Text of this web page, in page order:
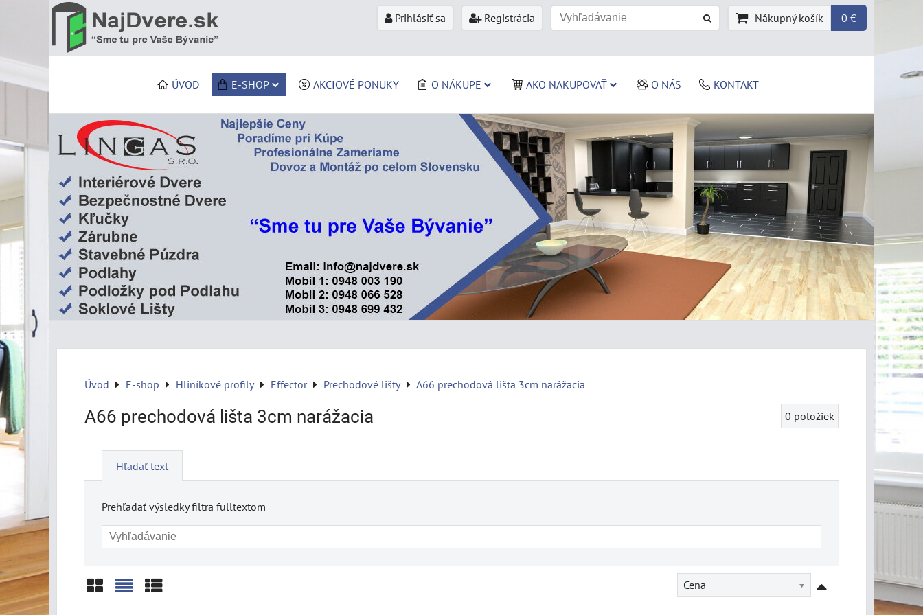
Prihlásiť sa Registrácia Nákupný košík 0 €
ÚVOD E-SHOP AKCIOVÉ PONUKY O NÁKUPE AKO NAKUPOVAŤ O NÁS KONTAKT
Úvod E-shop Hliníkové profily Effector Prechodové lišty A66 prechodová lišta 3cm narážacia
A66 prechodová lišta 3cm narážacia 0 položiek
Hľadať text
Prehľadať výsledky filtra fulltextom
Cena